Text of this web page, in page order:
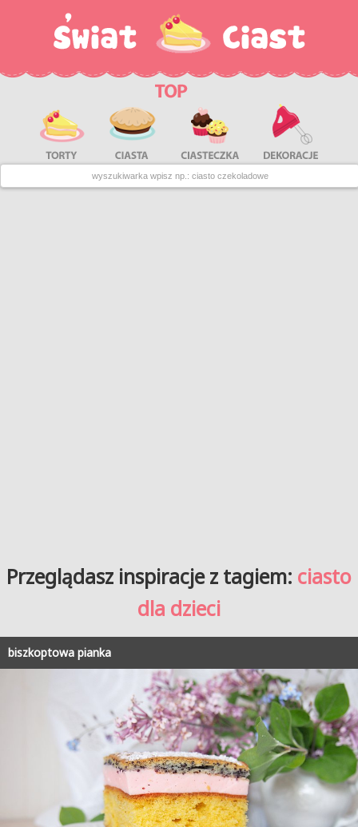
Przeglądasz inspiracje z tagiem: ciasto
dla dzieci
biszkoptowa pianka